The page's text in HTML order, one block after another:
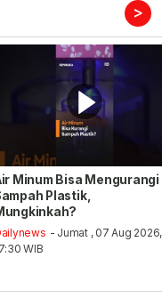
>
Minum Bisa Mengurangi
Plastik,
- Jumat , 07 Aug 2026,
WIB